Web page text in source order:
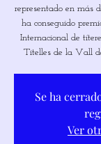
representado en más
ha conseguido
Internacional de
Titelles de la Vall
Se ha
Ver